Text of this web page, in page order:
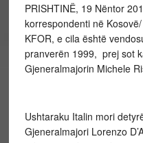
PRISHTINË, 19 Nëntor
korrespondenti në
KFOR, e cila është
pranverën 1999, prej sot
Gjeneralmajorin Michele
Ushtaraku Italin mori
Gjeneralmajori Lorenzo